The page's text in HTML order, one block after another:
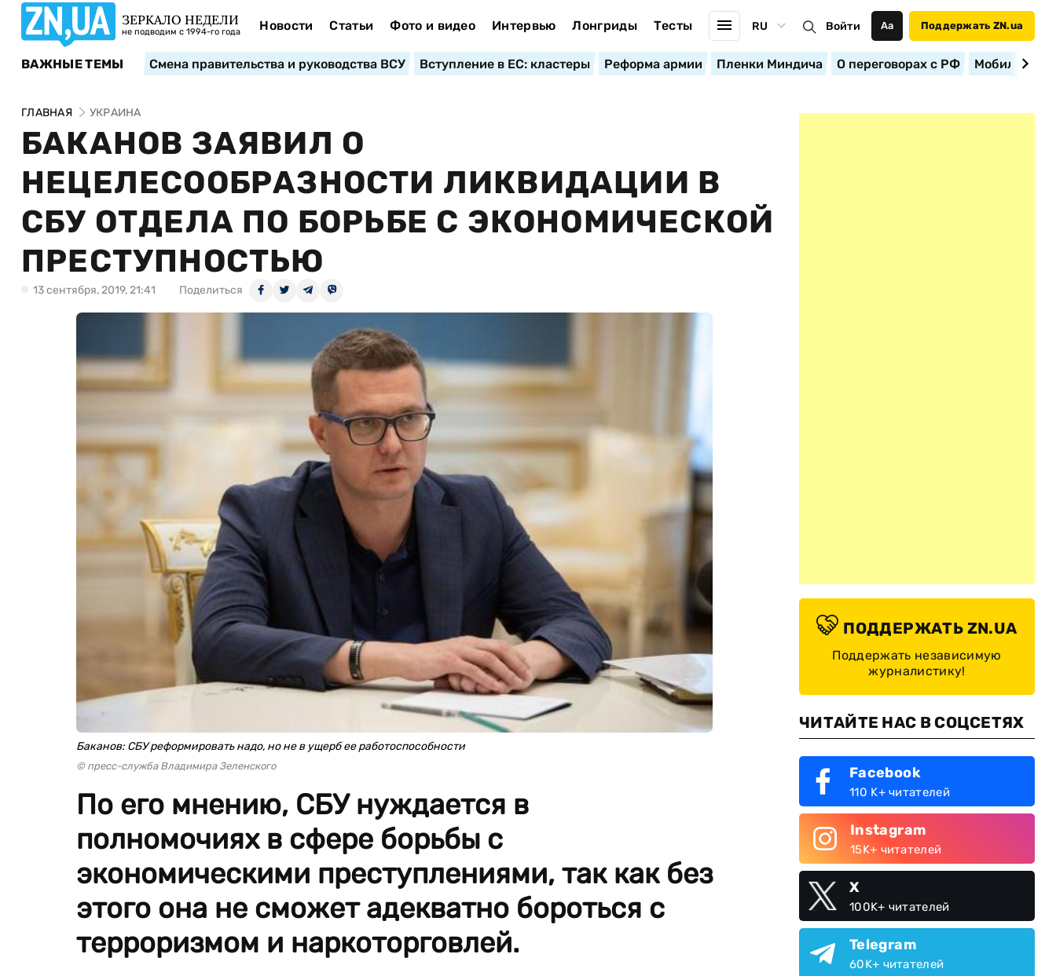
ЗЕРКАЛО НЕДЕЛИ
не подводим с 1994-го года Новости Статьи Фото и видео Интервью Лонгриды Тесты RU Войти Аа Поддержать ZN.ua
ВАЖНЫЕ ТЕМЫ Смена правительства и руководства ВСУ Вступление в ЕС: кластеры Реформа армии Пленки Миндича О переговорах с РФ
ГЛАВНАЯ УКРАИНА
БАКАНОВ ЗАЯВИЛ О
НЕЦЕЛЕСООБРАЗНОСТИ ЛИКВИДАЦИИ В
СБУ ОТДЕЛА ПО БОРЬБЕ С ЭКОНОМИЧЕСКОЙ
ПРЕСТУПНОСТЬЮ
13 сентября, 2019, 21:41 Поделиться
Баканов: СБУ реформировать надо, но не в ущерб ее работоспособности
© пресс-служба Владимира Зеленского
По его мнению, СБУ нуждается в
полномочиях в сфере борьбы с
экономическими преступлениями, так как без
этого она не сможет адекватно бороться с
терроризмом и наркоторговлей.
ПОДДЕРЖАТЬ ZN.UA
Поддержать независимую
журналистику!
ЧИТАЙТЕ НАС В СОЦСЕТЯХ
Facebook
110 K+ читателей
Instagram
15K+ читателей
X
100K+ читателей
Telegram
60K+ читателей